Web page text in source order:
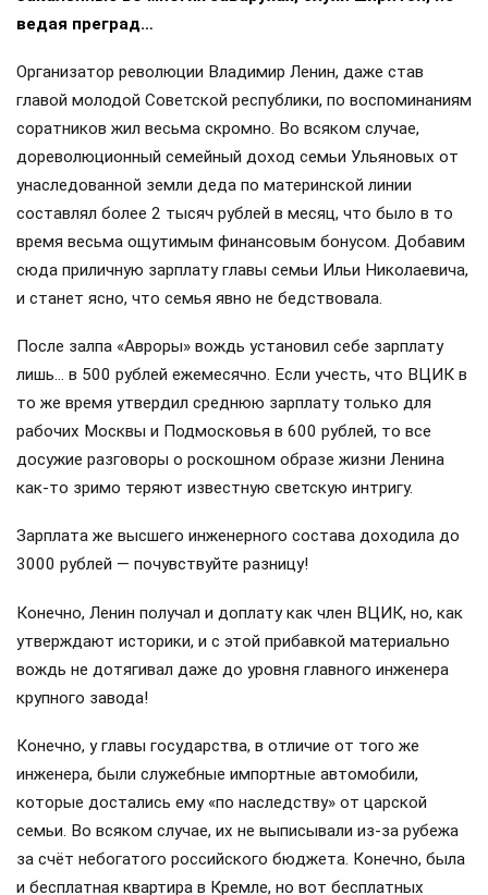
Сегодня функцию общенационального «информбюро»
заменили боты и искусственный интеллект, беспардонно
выпихнувшие из информационного пространства
вездесущих околоподъездных бабушек. И напрасно:
старушки могли легко ответить на любой вопрос
праздных соседей: в каком часу, например, вернулась
домой комсомолка Зина из 27-й квартиры, кто дотащил
до дверей сантехника Степаныча из коммуналки в
зарплат и жизни руководителей Советского Союза…
Собственно, именно об этом мы сегодня и поговорим:
зачем нарушать добрые старые традиции?
Закалённые во многих заварухах, слухи ширятся, не
Организатор революции Владимир Ленин, даже став
главой молодой Советской республики, по воспоминаниям
дореволюционный семейный доход семьи Ульяновых от
унаследованной земли деда по материнской линии
составлял более 2 тысяч рублей в месяц, что было в то
время весьма ощутимым финансовым бонусом. Добавим
и станет ясно, что семья явно не бедствовала.
После залпа «Авроры» вождь установил себе зарплату
лишь… в 500 рублей ежемесячно. Если учесть, что ВЦИК в
то же время утвердил среднюю зарплату только для
рабочих Москвы и Подмосковья в 600 рублей, то все